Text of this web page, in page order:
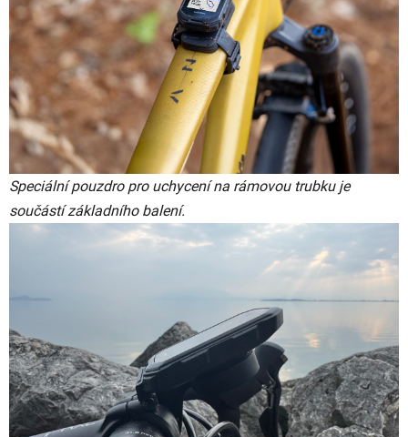
Speciální pouzdro pro uchycení na rámovou trubku je
součástí základního balení.